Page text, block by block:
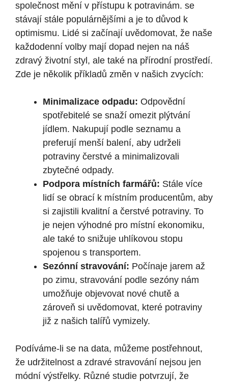
společnost mění v přístupu k potravinám. se
stávají stále populárnějšími a je to důvod k
optimismu. Lidé si začínají uvědomovat, že naše
každodenní volby mají dopad nejen na náš
zdravý životní styl, ale také na přírodní prostředí.
Zde je několik příkladů změn v našich zvycích:
Minimalizace odpadu: Odpovědní
spotřebitelé se snaží omezit plýtvání
jídlem. Nakupují podle seznamu a
preferují menší balení, aby udrželi
potraviny čerstvé a minimalizovali
zbytečné odpady.
Podpora místních farmářů: Stále více
lidí se obrací k místním producentům, aby
si zajistili kvalitní a čerstvé potraviny. To
je nejen výhodné pro místní ekonomiku,
ale také to snižuje uhlíkovou stopu
spojenou s transportem.
Sezónní stravování: Počínaje jarem až
po zimu, stravování podle sezóny nám
umožňuje objevovat nové chutě a
zároveň si uvědomovat, které potraviny
již z našich talířů vymizely.
Podíváme-li se na data, můžeme postřehnout,
že udržitelnost a zdravé stravování nejsou jen
módní výstřelky. Různé studie potvrzují, že